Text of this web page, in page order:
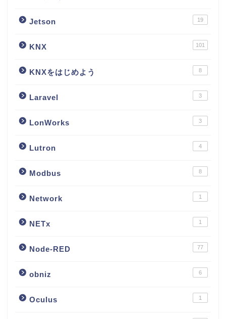
Jetson 19
KNX 101
KNXをはじめよう 8
Laravel 3
LonWorks 3
Lutron 4
Modbus 8
Network 1
NETx 1
Node-RED 77
obniz 6
Oculus 1